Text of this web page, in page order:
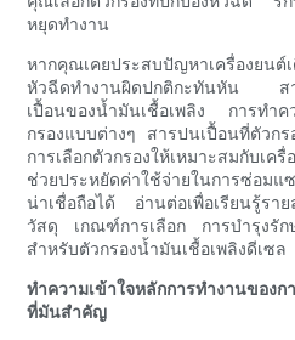
หยุดทำงาน
หากคุณเคยประสบปัญหาเครื่องยน
หัวฉีดทำงานผิดปกติกะทันหัน สาเ
เปื้อนของน้ำมันเชื้อเพลิง การทำค
กรองแบบต่างๆ สารปนเปื้อนที่ตัวก
การเลือกตัวกรองให้เหมาะสมกับเค
ช่วยประหยัดค่าใช้จ่ายในการซ่อมแ
น่าเชื่อถือได้ อ่านต่อเพื่อเรียนรู้ราย
วัสดุ เกณฑ์การเลือก การบำรุงรั
สำหรับตัวกรองน้ำมันเชื้อเพลิงดีเซล
ทำความเข้าใจหลักการทำงานของ
ที่มันสำคัญ